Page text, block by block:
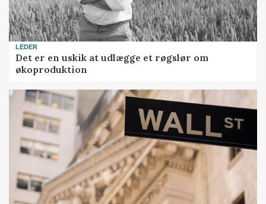
LEDER
Det er en uskik at udlægge et røgslør om
økoproduktion